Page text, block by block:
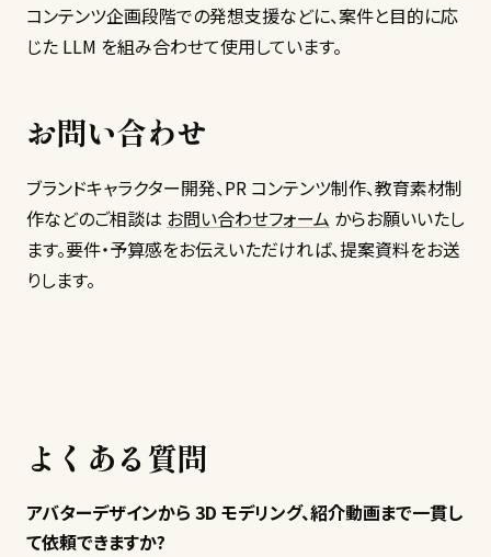
コンテンツ企画段階での発想支援などに、案件と目的に応
じた LLM を組み合わせて使用しています。
お問い合わせ
ブランドキャラクター開発、PR コンテンツ制作、教育素材制
作などのご相談は お問い合わせフォーム からお願いいたし
ます。要件・予算感をお伝えいただければ、提案資料をお送
りします。
よくある質問
アバターデザインから 3D モデリング、紹介動画まで一貫し
て依頼できますか?